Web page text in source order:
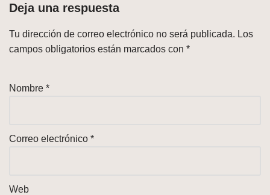
Deja una respuesta
Tu dirección de correo electrónico no será publicada. Los
campos obligatorios están marcados con *
Nombre *
Correo electrónico *
Web